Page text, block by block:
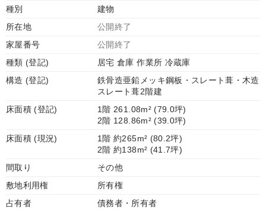
種別
建物
所在地
公開終了
家屋番号
公開終了
種類 (登記)
居宅 倉庫 作業所 冷蔵庫
構造 (登記)
鉄骨造亜鉛メッキ鋼板・スレート葺・木造
スレート葺2階建
床面積 (登記)
1階 261.08m² (79.0坪)
2階 128.86m² (39.0坪)
床面積 (現況)
1階 約265m² (80.2坪)
2階 約138m² (41.7坪)
間取り
その他
敷地利用権
所有権
占有者
債務者・所有者